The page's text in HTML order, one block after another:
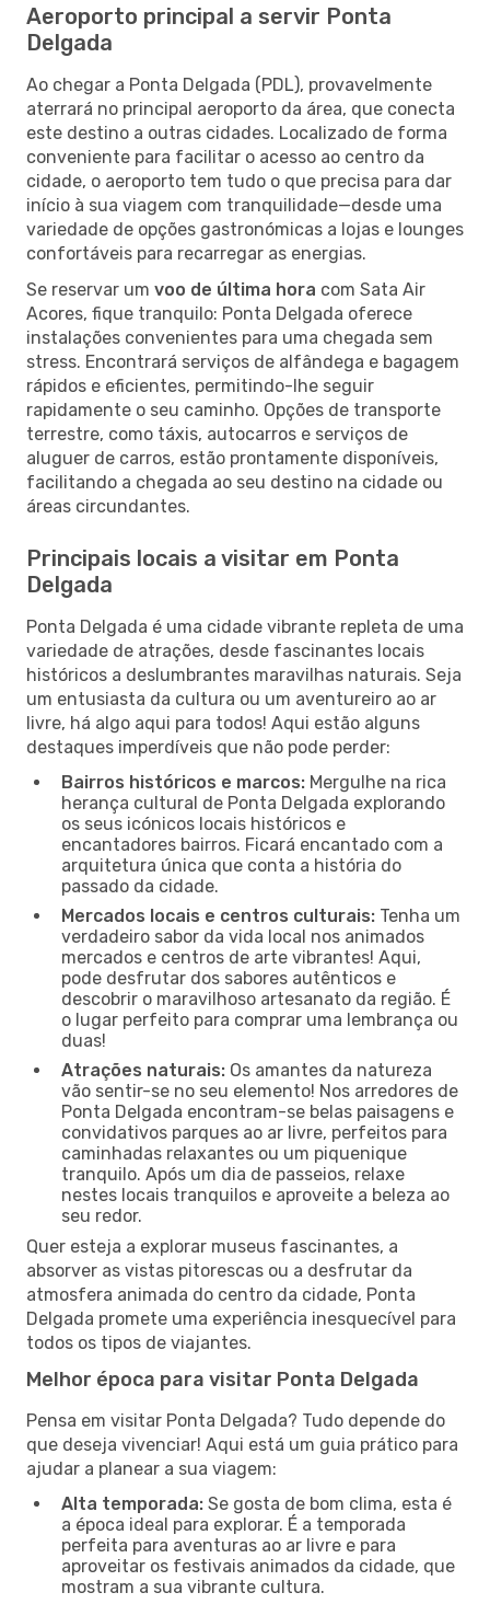
Aeroporto principal a servir Ponta
Delgada
Ao chegar a Ponta Delgada (PDL), provavelmente
aterrará no principal aeroporto da área, que conecta
este destino a outras cidades. Localizado de forma
conveniente para facilitar o acesso ao centro da
cidade, o aeroporto tem tudo o que precisa para dar
início à sua viagem com tranquilidade—desde uma
variedade de opções gastronómicas a lojas e lounges
confortáveis para recarregar as energias.
Se reservar um voo de última hora com Sata Air
Acores, fique tranquilo: Ponta Delgada oferece
instalações convenientes para uma chegada sem
stress. Encontrará serviços de alfândega e bagagem
rápidos e eficientes, permitindo-lhe seguir
rapidamente o seu caminho. Opções de transporte
terrestre, como táxis, autocarros e serviços de
aluguer de carros, estão prontamente disponíveis,
facilitando a chegada ao seu destino na cidade ou
áreas circundantes.
Principais locais a visitar em Ponta
Delgada
Ponta Delgada é uma cidade vibrante repleta de uma
variedade de atrações, desde fascinantes locais
históricos a deslumbrantes maravilhas naturais. Seja
um entusiasta da cultura ou um aventureiro ao ar
livre, há algo aqui para todos! Aqui estão alguns
destaques imperdíveis que não pode perder:
Bairros históricos e marcos: Mergulhe na rica
herança cultural de Ponta Delgada explorando
os seus icónicos locais históricos e
encantadores bairros. Ficará encantado com a
arquitetura única que conta a história do
passado da cidade.
Mercados locais e centros culturais: Tenha um
verdadeiro sabor da vida local nos animados
mercados e centros de arte vibrantes! Aqui,
pode desfrutar dos sabores autênticos e
descobrir o maravilhoso artesanato da região. É
o lugar perfeito para comprar uma lembrança ou
duas!
Atrações naturais: Os amantes da natureza
vão sentir-se no seu elemento! Nos arredores de
Ponta Delgada encontram-se belas paisagens e
convidativos parques ao ar livre, perfeitos para
caminhadas relaxantes ou um piquenique
tranquilo. Após um dia de passeios, relaxe
nestes locais tranquilos e aproveite a beleza ao
seu redor.
Quer esteja a explorar museus fascinantes, a
absorver as vistas pitorescas ou a desfrutar da
atmosfera animada do centro da cidade, Ponta
Delgada promete uma experiência inesquecível para
todos os tipos de viajantes.
Melhor época para visitar Ponta Delgada
Pensa em visitar Ponta Delgada? Tudo depende do
que deseja vivenciar! Aqui está um guia prático para
ajudar a planear a sua viagem:
Alta temporada: Se gosta de bom clima, esta é
a época ideal para explorar. É a temporada
perfeita para aventuras ao ar livre e para
aproveitar os festivais animados da cidade, que
mostram a sua vibrante cultura.